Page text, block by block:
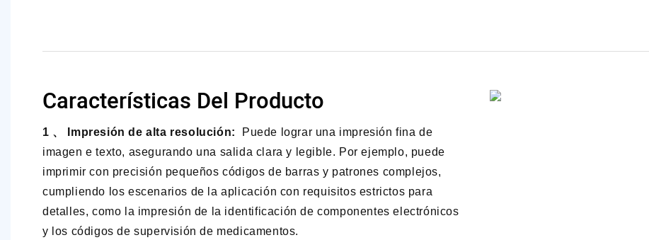
Características Del Producto
1 、 Impresión de alta resolución:
Puede lograr una impresión fina de
imagen e texto, asegurando una salida clara y legible. Por ejemplo, puede
imprimir con precisión pequeños códigos de barras y patrones complejos,
cumpliendo los escenarios de la aplicación con requisitos estrictos para
detalles, como la impresión de la identificación de componentes electrónicos
y los códigos de supervisión de medicamentos.